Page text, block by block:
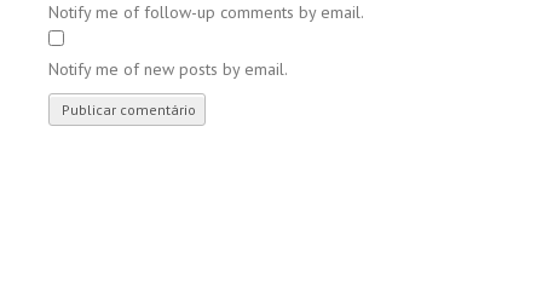
Notify me of follow-up comments by email.
Notify me of new posts by email.